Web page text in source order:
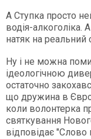
А Ступка просто
водія-
натяк на реальний
Ну і не можна
ідеологічною
остаточно
що дружина в
коли волонтерка
святкування
відповідає "Слово